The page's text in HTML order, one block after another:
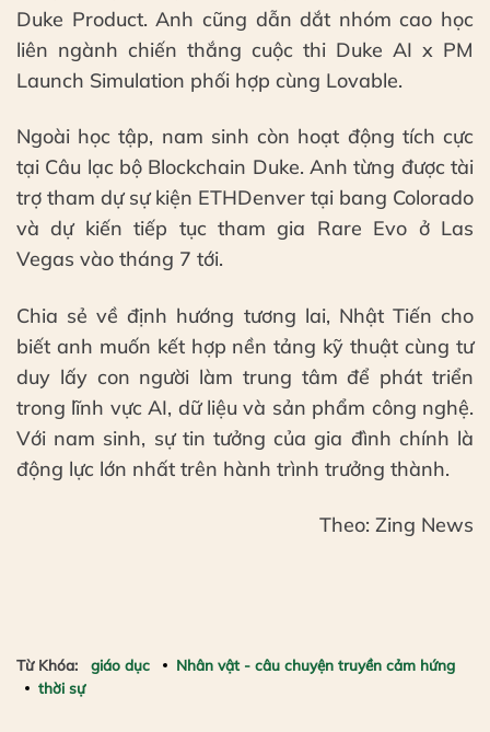
Duke Product. Anh cũng dẫn dắt nhóm cao học
liên ngành chiến thắng cuộc thi Duke AI x PM
Launch Simulation phối hợp cùng Lovable.
Ngoài học tập, nam sinh còn hoạt động tích cực
tại Câu lạc bộ Blockchain Duke. Anh từng được tài
trợ tham dự sự kiện ETHDenver tại bang Colorado
và dự kiến tiếp tục tham gia Rare Evo ở Las
Vegas vào tháng 7 tới.
Chia sẻ về định hướng tương lai, Nhật Tiến cho
biết anh muốn kết hợp nền tảng kỹ thuật cùng tư
duy lấy con người làm trung tâm để phát triển
trong lĩnh vực AI, dữ liệu và sản phẩm công nghệ.
Với nam sinh, sự tin tưởng của gia đình chính là
động lực lớn nhất trên hành trình trưởng thành.
Theo: Zing News
Từ Khóa: giáo dục
Nhân vật - câu chuyện truyền cảm hứng
thời sự